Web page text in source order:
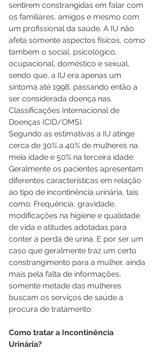
sentirem constrangidas em falar com
os familiares, amigos e mesmo com
um profissional da saúde. A IU não
afeta somente aspectos físicos, como
também o social, psicológico,
ocupacional, doméstico e sexual,
sendo que, a IU era apenas um
sintoma até 1998, passando então a
ser considerada doença nas
Classificações Internacional de
Doenças (CID/OMS).
Segundo as estimativas a IU atinge
cerca de 30% a 40% de mulheres na
meia idade e 50% na terceira idade:
Geralmente os pacientes apresentam
diferentes características em relação
ao tipo de incontinência urinária, tais
como: Frequência, gravidade,
modificações na higiene e qualidade
de vida e atitudes adotadas para
conter a perda de urina. E por ser um
caso que geralmente traz um certo
constrangimento para a mulher, ainda
mais pela falta de informações,
somente metade das mulheres
buscam os serviços de saúde a
procura de tratamento.
Como tratar a Incontinência
Urinária?